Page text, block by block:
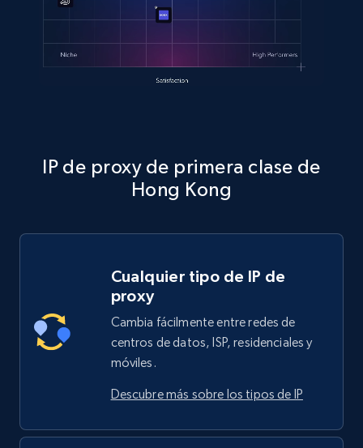
IP de proxy de primera clase de
Hong Kong
Cualquier tipo de IP de
proxy
Cambia fácilmente entre redes de
centros de datos, ISP, residenciales y
móviles.
Descubre más sobre los tipos de IP